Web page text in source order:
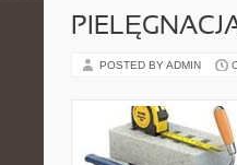
POSTED BY ADMIN